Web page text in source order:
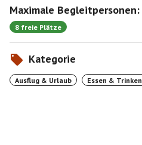
Maximale Begleitpersonen:
8 freie Plätze
Kategorie
Ausflug & Urlaub Essen & Trinken